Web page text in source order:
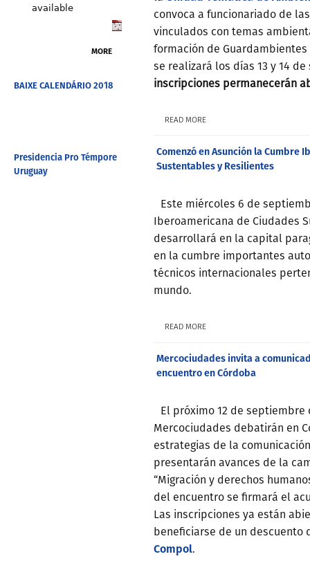
available
MORE
BAIXE CALENDÁRIO 2018
Presidencia Pro Témpore
Uruguay
convoca a funcionariado de
vinculados con temas
formación de
se realizará los días 13 y 14
inscripciones permanecerán
READ MORE
Comenzó en Asunción la Cumbre
Sustentables y Resilientes
Este miércoles 6 de
Iberoamericana de Ciudades
desarrollará en la capital
en la cumbre importantes
técnicos internacionales
mundo.
READ MORE
Mercociudades invita a
encuentro en Córdoba
El próximo 12 de
Mercociudades debatirán en
estrategias de la
presentarán avances de la
“Migración y derechos
del encuentro se firmará el
Las inscripciones ya están
beneficiarse de un descuento
Compol.